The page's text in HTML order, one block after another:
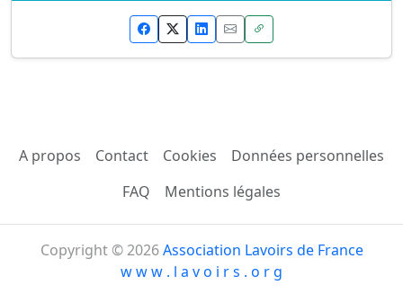
A propos Contact Cookies
Données personnelles
FAQ
Mentions légales
Copyright © 2026Association Lavoirs de France
w w w . l a v o i r s . o r g